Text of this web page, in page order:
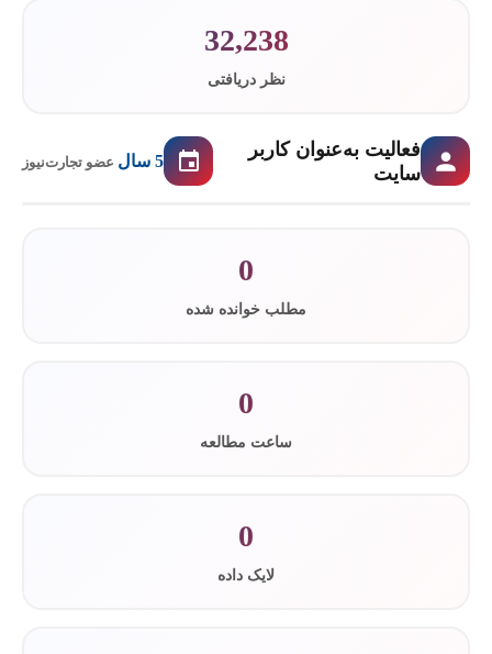
32,238
نظر دریافتی
فعالیت به‌عنوان کاربر
سایت
5 سال عضو تجارت‌نیوز
0
مطلب خوانده شده
0
ساعت مطالعه
0
لایک داده